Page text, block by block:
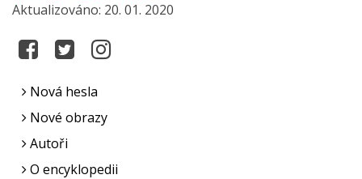
Aktualizováno: 20. 01. 2020
Nová hesla
Nové obrazy
Autoři
O encyklopedii